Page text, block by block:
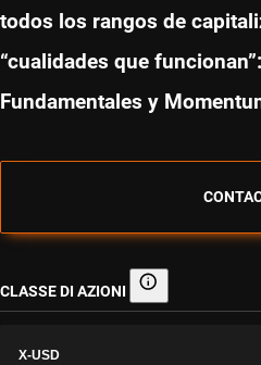
todos los rangos de
“cualidades que
Fundamentales y
CLASSE DI AZIONI Classe di azioni
X-USD